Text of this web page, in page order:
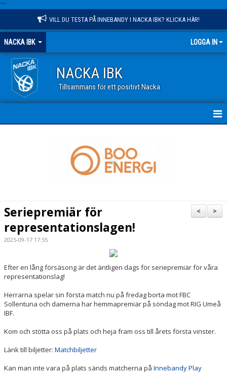
""
VILL DU TESTA PÅ INNEBANDY I NACKA IBK? KLICKA HÄR!
NACKA IBK LOGGA IN
NACKA IBK
Tillsammans för ett positivt Nacka
OM KLUBBEN
MATCHER
CAFETERIAN
DOKUMENT
NACKA X
KLUBBSHOPEN
>
<
Seriepremiär för
representationslagen!
2025-09-17 17:55
Efter en lång försäsong är det äntligen dags för seriepremiär för våra
representationslag!
Herrarna spelar sin första match nu på fredag borta mot FBC
Sollentuna och damerna har hemmapremiär på söndag mot RIG Umeå
IBF.
Kom och stötta oss på plats och heja fram oss till årets första vinster.
Länk till biljetter: Matchbiljetter
Kan man inte vara på plats sänds matcherna på Innebandy Play